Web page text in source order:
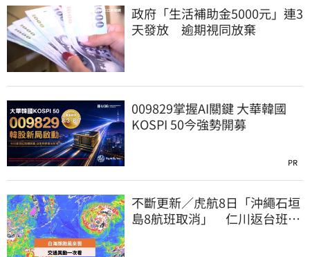
政府「生活補助金5000元」連3
天發放 逾期視同放棄
009829掌握AI關鍵 大華韓國
KOSPI 50今強勢開募
PR
不斷更新／虎航8日「沖繩石垣
島8航班取消」 仁川返台班機